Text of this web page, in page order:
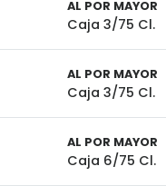
AL POR MAYOR
Caja 3/75 Cl.
AL POR MAYOR
Caja 3/75 Cl.
AL POR MAYOR
Caja 6/75 Cl.